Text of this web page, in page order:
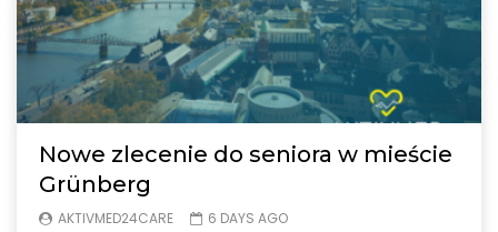
Nowe zlecenie do seniora w mieście
Grünberg
AKTIVMED24CARE 6 DAYS AGO